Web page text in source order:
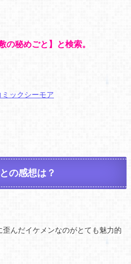
の秘めごと】と検索。
の感想は？
んだイケメンなのがとても魅力的